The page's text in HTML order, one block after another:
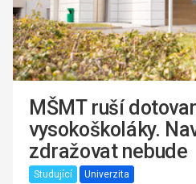
MŠMT ruší
vysokoškoláky.
zdražovat nebude
Studující Univerzita